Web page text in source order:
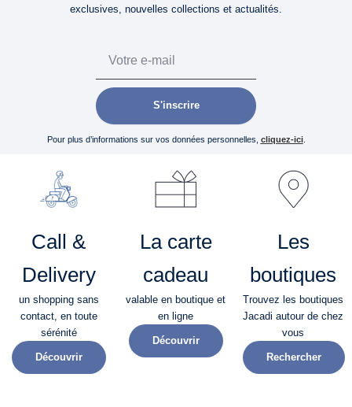
exclusives, nouvelles collections et actualités.
S'inscrire
Pour plus d’informations sur vos données personnelles, cliquez-ici.
Call &
Delivery
un shopping sans
contact, en toute
sérénité​
Découvrir
La carte
cadeau
valable en boutique et
en ligne
Découvrir
Les
boutiques
Trouvez les boutiques
Jacadi autour de chez
vous
Rechercher